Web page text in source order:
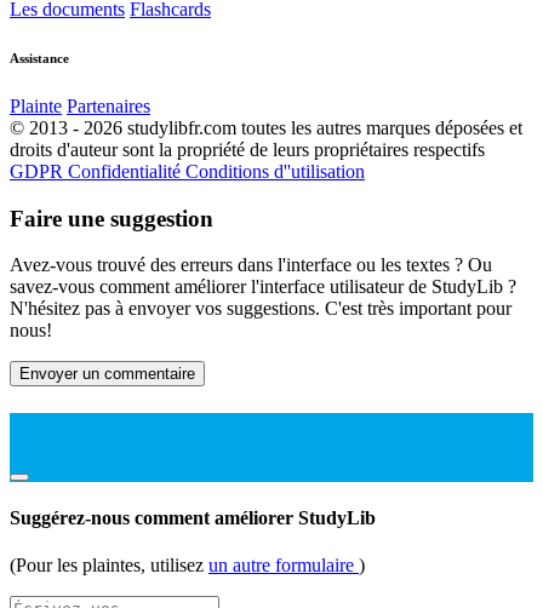
Les documents Flashcards
Assistance
Plainte Partenaires
© 2013 - 2026 studylibfr.com toutes les autres marques déposées et
droits d'auteur sont la propriété de leurs propriétaires respectifs
GDPR Confidentialité Conditions d''utilisation
Faire une suggestion
Avez-vous trouvé des erreurs dans l'interface ou les textes ? Ou
savez-vous comment améliorer l'interface utilisateur de StudyLib ?
N'hésitez pas à envoyer vos suggestions. C'est très important pour
nous!
Envoyer un commentaire
Suggérez-nous comment améliorer StudyLib
(Pour les plaintes, utilisez un autre formulaire )